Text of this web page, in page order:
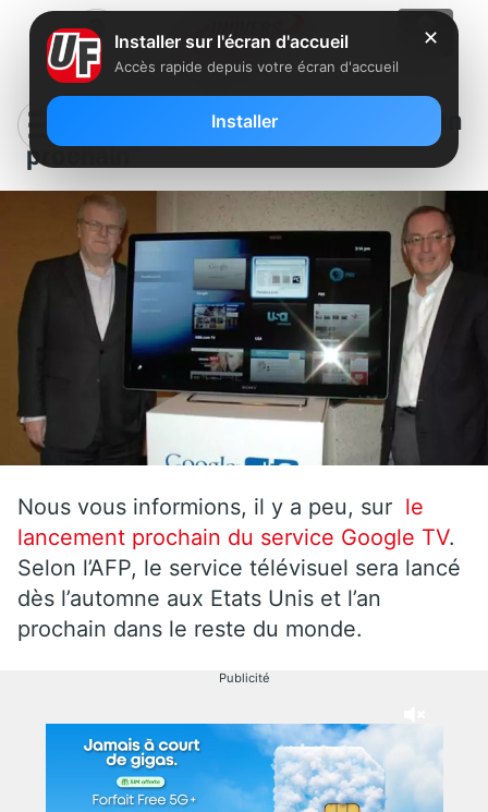
Google TV, lancement probable l’an
prochain
Nous vous informions, il y a peu, sur le
lancement prochain du service Google TV.
Selon l’AFP, le service télévisuel sera lancé
dès l’automne aux Etats Unis et l’an
prochain dans le reste du monde.
Publicité
✕
Installer sur l'écran d'accueil
Accès rapide depuis votre écran d'accueil
Installer